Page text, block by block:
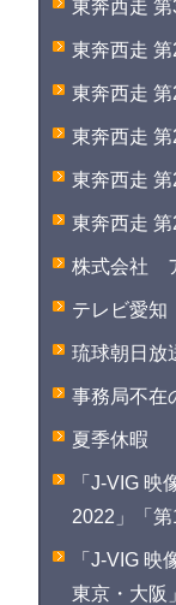
東奔西走 第
東奔西走 第
東奔西走 第
東奔西走 第
東奔西走 第
東奔西走 第
株式会社
テレビ愛
琉球朝日
事務局不在
夏季休暇
「J-VIG
2022」「
「J-VIG
東京・大阪